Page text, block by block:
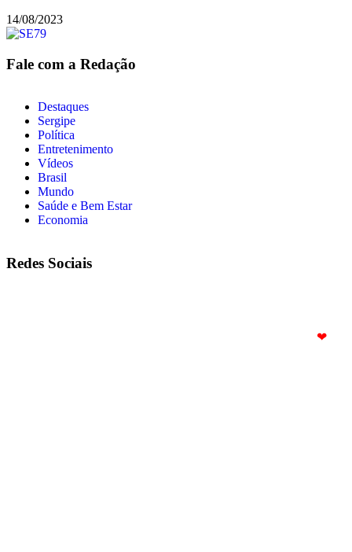
14/08/2023
Redes Sociais
Fale com a Redação
Destaques
Sergipe
Política
Entretenimento
Vídeos
Brasil
Mundo
Saúde e Bem Estar
Economia
❤